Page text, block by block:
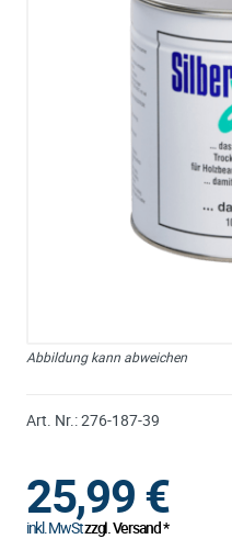
Abbildung kann abweichen
Art. Nr.:276-187-39
25,99€
inkl. MwStzzgl. Versand *